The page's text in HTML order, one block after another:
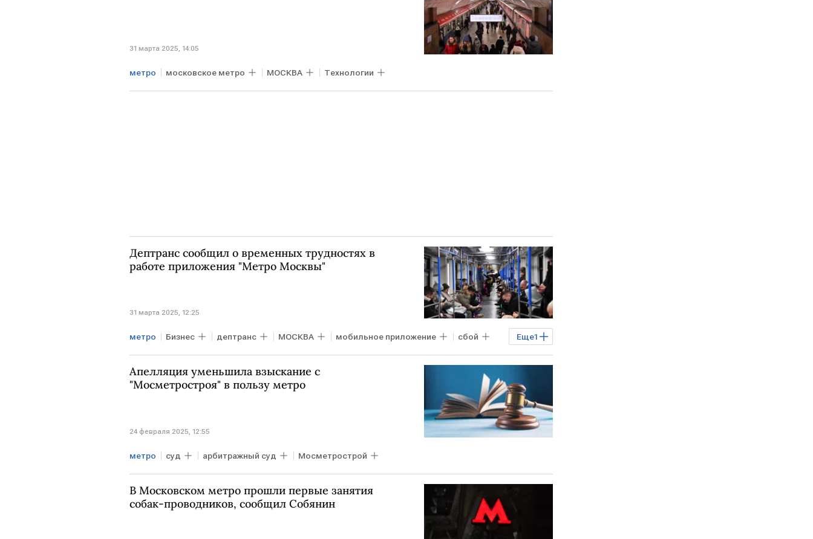
31 марта 2025, 14:05
метро московское метро МОСКВА Технологии
Дептранс сообщил о временных трудностях в
работе приложения "Метро Москвы"
31 марта 2025, 12:25
Еще1
метро Бизнес дептранс МОСКВА мобильное приложение сбой
Технологии
Апелляция уменьшила взыскание с
"Мосметростроя" в пользу метро
24 февраля 2025, 12:55
метро суд арбитражный суд Мосметрострой
В Московском метро прошли первые занятия
собак-проводников, сообщил Собянин